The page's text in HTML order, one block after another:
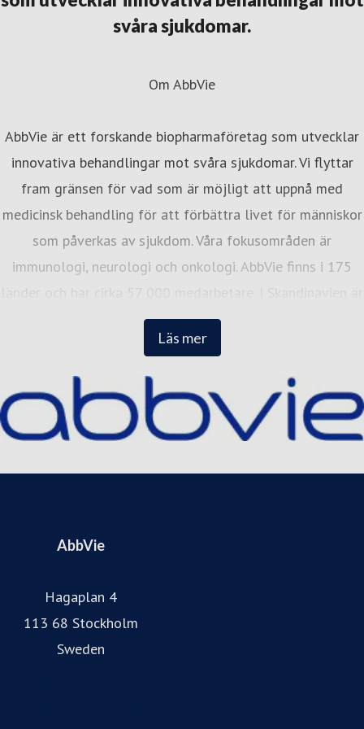
svåra sjukdomar.
Läs mer
Om AbbVie
AbbVie är ett forskande biopharmaföretag som utvecklar
innovativa behandlingar mot svåra sjukdomar. Vi flyttar
fram gränsen för vad som är möjligt att uppnå med
medicinsk behandling för att förbättra livet för människor
som påverkas av sjukdom. Våra fokusområden är
immunologi, neurologi och onkologi. AbbVie finns i 175
vi cirka 300 medarbetare med kontor i Stockholm, Oslo
och Köpenhamn. I alla tre länder placerar vi oss på Great
Besök gärna vår hemsida: abbvie.se, Facebook
@AbbVieSverige, och Instagram.
AbbVie
Hagaplan 4
113 68 Stockholm
Sweden